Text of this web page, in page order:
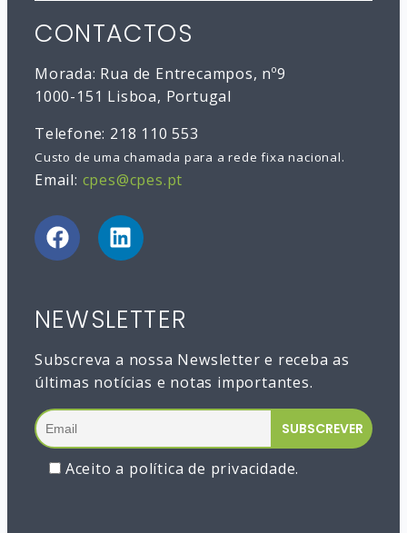
CONTACTOS
Morada: Rua de Entrecampos, nº9
1000-151 Lisboa, Portugal
Telefone: 218 110 553
Custo de uma chamada para a rede fixa nacional.
Email: cpes@cpes.pt
NEWSLETTER
Subscreva a nossa Newsletter e receba as
últimas notícias e notas importantes.
Aceito a política de privacidade.